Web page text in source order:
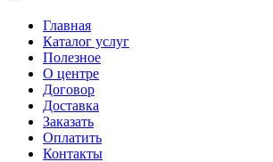
Главная
Каталог услуг
Полезное
О центре
Договор
Доставка
Заказать
Оплатить
Контакты